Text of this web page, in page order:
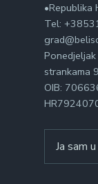
•Republika
Tel:
strankama
OIB:
for: